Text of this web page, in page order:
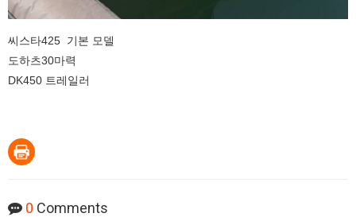
씨스타425 기본 모델
도하츠30마력
DK450 트레일러
0 Comments